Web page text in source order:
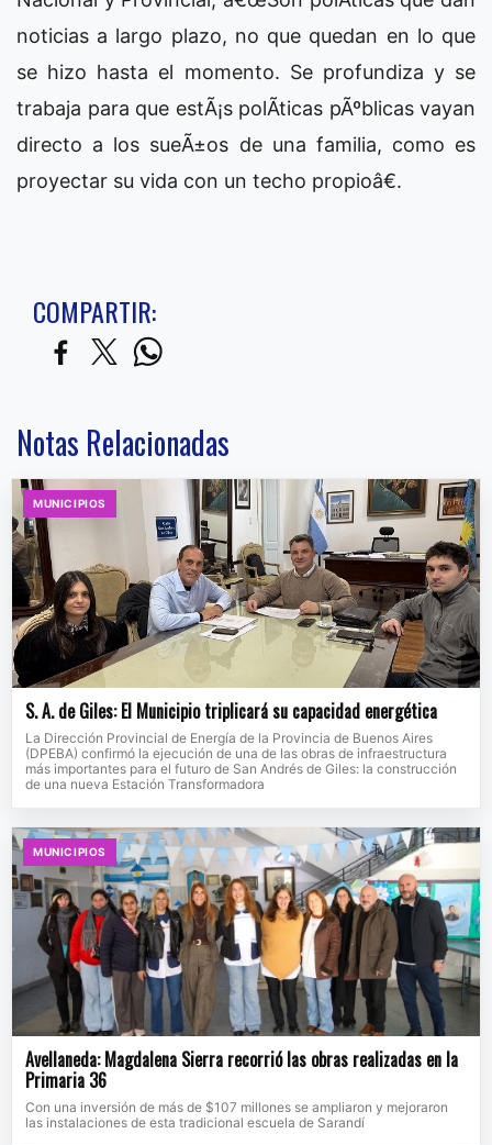
noticias a largo plazo, no que quedan en lo que
se hizo hasta el momento. Se profundiza y se
trabaja para que estÃ¡s polÃ­ticas pÃºblicas vayan
directo a los sueÃ±os de una familia, como es
proyectar su vida con un techo propioâ€.
COMPARTIR:
Notas Relacionadas
MUNICIPIOS
S. A. de Giles: El Municipio triplicará su capacidad energética
La Dirección Provincial de Energía de la Provincia de Buenos Aires
(DPEBA) confirmó la ejecución de una de las obras de infraestructura
más importantes para el futuro de San Andrés de Giles: la construcción
de una nueva Estación Transformadora
MUNICIPIOS
Avellaneda: Magdalena Sierra recorrió las obras realizadas en la
Primaria 36
Con una inversión de más de $107 millones se ampliaron y mejoraron
las instalaciones de esta tradicional escuela de Sarandí